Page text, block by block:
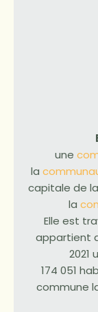
une
la
capitale de
la
Elle est
appartient
2021
174 051
commune